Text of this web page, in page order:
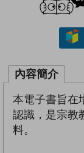
內容簡介
本電子書旨在
認識，是宗教
料。